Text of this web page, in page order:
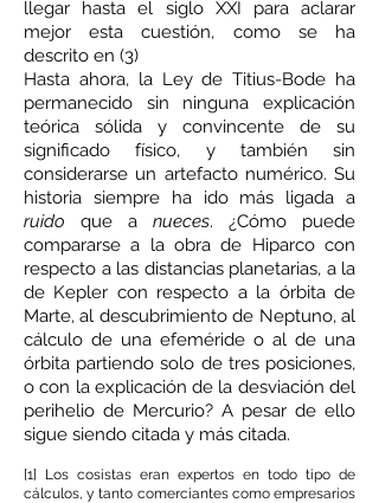
llegar hasta el siglo XXI para aclarar
mejor esta cuestión, como se ha
descrito en (3)
Hasta ahora, la Ley de Titius-Bode ha
permanecido sin ninguna explicación
teórica sólida y convincente de su
significado físico, y también sin
considerarse un artefacto numérico. Su
historia siempre ha ido más ligada a
ruido que a nueces. ¿Cómo puede
compararse a la obra de Hiparco con
respecto a las distancias planetarias, a la
de Kepler con respecto a la órbita de
Marte, al descubrimiento de Neptuno, al
cálculo de una efeméride o al de una
órbita partiendo solo de tres posiciones,
o con la explicación de la desviación del
perihelio de Mercurio? A pesar de ello
sigue siendo citada y más citada.
[1] Los cosistas eran expertos en todo tipo de
cálculos, y tanto comerciantes como empresarios